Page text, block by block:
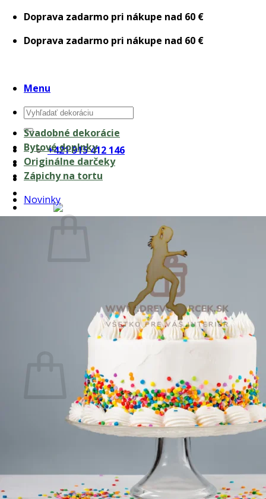
Skip
content
Doprava zadarmo pri nákupe nad 60 €
Doprava zadarmo pri nákupe nad 60 €
Menu
Hľadať:
+421 915 412 146
0,00€
Žiadne produkty v košíku.
Vrátiť sa do obchodu
Žiadne produkty v košíku.
Svadobné dekorácie
Bytové doplnky
Originálne darčeky
Zápichy na tortu
Novinky